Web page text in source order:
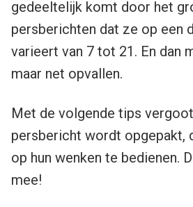
gedeeltelijk komt door het
persberichten dat ze op een
varieert van 7 tot 21. En dan
maar net opvallen.
Met de volgende tips
persbericht wordt opgepakt,
op hun wenken te bedienen.
mee!